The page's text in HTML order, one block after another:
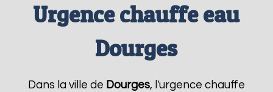
Urgence chauffe eau
Dourges
Dans la ville de Dourges, l'urgence chauffe